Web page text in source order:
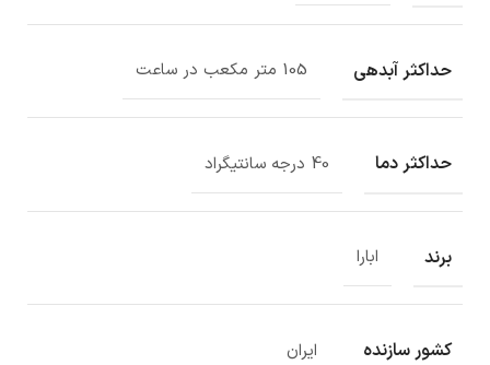
حداکثر آبدهی 105 متر مکعب در ساعت
حداکثر دما 40 درجه سانتیگراد
برند ابارا
کشور سازنده ایران